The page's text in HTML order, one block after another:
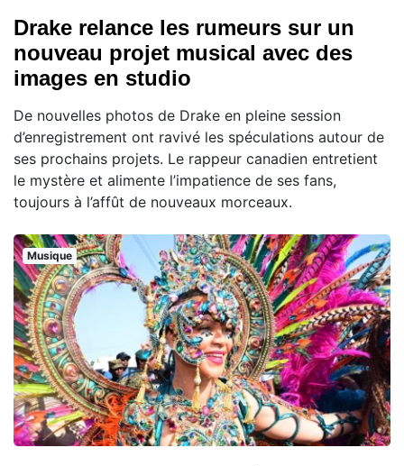
Drake relance les rumeurs sur un
nouveau projet musical avec des
images en studio
De nouvelles photos de Drake en pleine session
d’enregistrement ont ravivé les spéculations autour de
ses prochains projets. Le rappeur canadien entretient
le mystère et alimente l’impatience de ses fans,
toujours à l’affût de nouveaux morceaux.
Musique